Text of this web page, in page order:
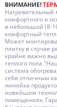
ВНИМАНИЕ!
комфортного и
в небольшой (8-
комфортный
Может
плитку в случае
крайне важно
теплого пола
система
себя отличным
линейка
новейшим
помещениях.